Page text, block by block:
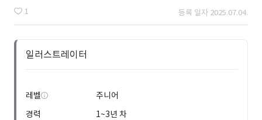
1 등록 일자 2025.07.04.
일러스트레이터
레벨
주니어
경력
1~3년 차